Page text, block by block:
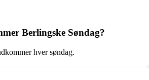
Berlingske Søndag?
hver søndag.